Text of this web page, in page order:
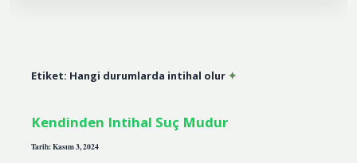
Etiket: Hangi durumlarda intihal olur
Kendinden Intihal Suç Mudur
Tarih: Kasım 3, 2024